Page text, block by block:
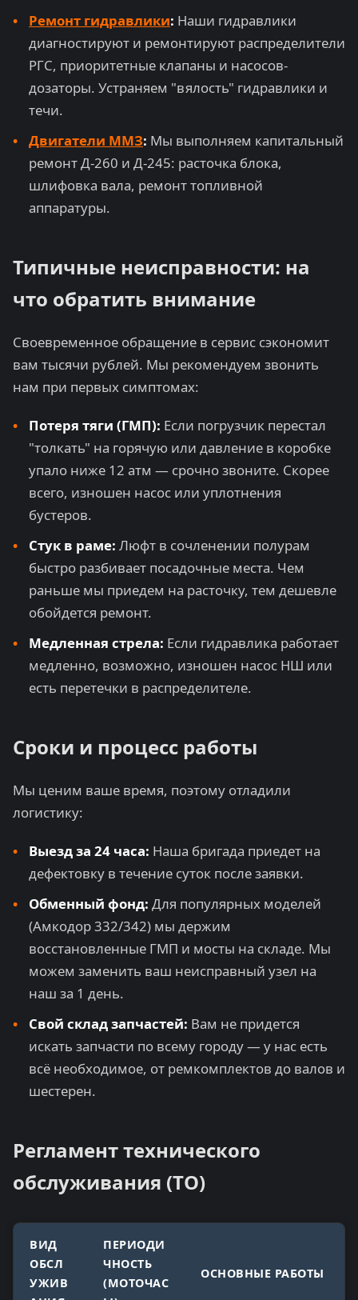
Ремонт гидравлики: Наши гидравлики
диагностируют и ремонтируют распределители
РГС, приоритетные клапаны и насосов-
дозаторы. Устраняем "вялость" гидравлики и
течи.
Двигатели ММЗ: Мы выполняем капитальный
ремонт Д-260 и Д-245: расточка блока,
шлифовка вала, ремонт топливной
аппаратуры.
Типичные неисправности: на
что обратить внимание
Своевременное обращение в сервис сэкономит
вам тысячи рублей. Мы рекомендуем звонить
нам при первых симптомах:
Потеря тяги (ГМП): Если погрузчик перестал
"толкать" на горячую или давление в коробке
упало ниже 12 атм — срочно звоните. Скорее
всего, изношен насос или уплотнения
бустеров.
Стук в раме: Люфт в сочленении полурам
быстро разбивает посадочные места. Чем
раньше мы приедем на расточку, тем дешевле
обойдется ремонт.
Медленная стрела: Если гидравлика работает
медленно, возможно, изношен насос НШ или
есть перетечки в распределителе.
Сроки и процесс работы
Мы ценим ваше время, поэтому отладили
логистику:
Выезд за 24 часа: Наша бригада приедет на
дефектовку в течение суток после заявки.
Обменный фонд: Для популярных моделей
(Амкодор 332/342) мы держим
восстановленные ГМП и мосты на складе. Мы
можем заменить ваш неисправный узел на
наш за 1 день.
Свой склад запчастей: Вам не придется
искать запчасти по всему городу — у нас есть
всё необходимое, от ремкомплектов до валов и
шестерен.
Регламент технического
обслуживания (ТО)
ВИД
ОБСЛ
УЖИВ
ПЕРИОДИ
ЧНОСТЬ
(МОТОЧАС
ОСНОВНЫЕ РАБОТЫ